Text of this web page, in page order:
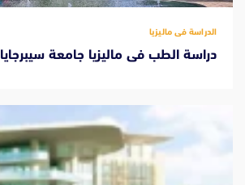
الدراسة فى ماليزيا
دراسة الطب فى ماليزيا جامعة سيبرجايا